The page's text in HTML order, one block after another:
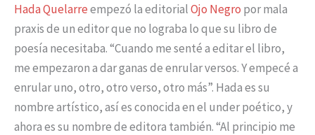
Hada Quelarreempezó la editorialOjo Negro por mala
praxis de un editor que no lograba lo que su libro de
poesía necesitaba. “Cuando me senté a editar el libro,
me empezaron a dar ganas de enrular versos. Y empecé a
enrular uno, otro, otro verso, otro más”. Hada es su
nombre artístico, así es conocida en el under poético, y
ahora es su nombre de editora también. “Al principio me